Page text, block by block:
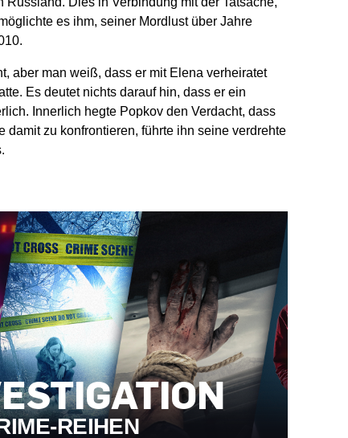
es ihm, seiner Mordlust über Jahre
aber man weiß, dass er mit Elena verheiratet
Es deutet nichts darauf hin, dass er ein
Innerlich hegte Popkov den Verdacht, dass
zu konfrontieren, führte ihn seine verdrehte
REIHEN